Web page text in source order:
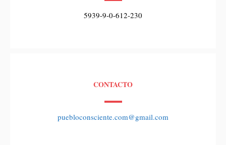
5939-9-0-612-230
CONTACTO
puebloconsciente.com@gmail.com